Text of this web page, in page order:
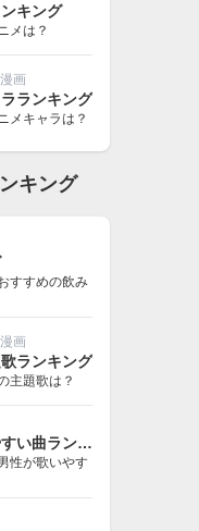
キング
メは？
画
ランキング
メキャラは？
キング
すすめの飲み
画
ランキング
主題歌は？
低音男性が歌いやすい曲ランキング
性が歌いやす